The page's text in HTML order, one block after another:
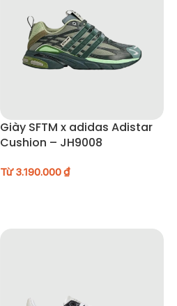
Giày SFTM x adidas Adistar
Cushion – JH9008
Từ3.190.000₫